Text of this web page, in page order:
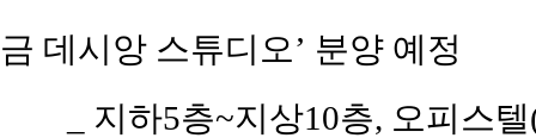
금 데시앙 스튜디오’ 분양 예정
지하5층~지상10층, 오피스